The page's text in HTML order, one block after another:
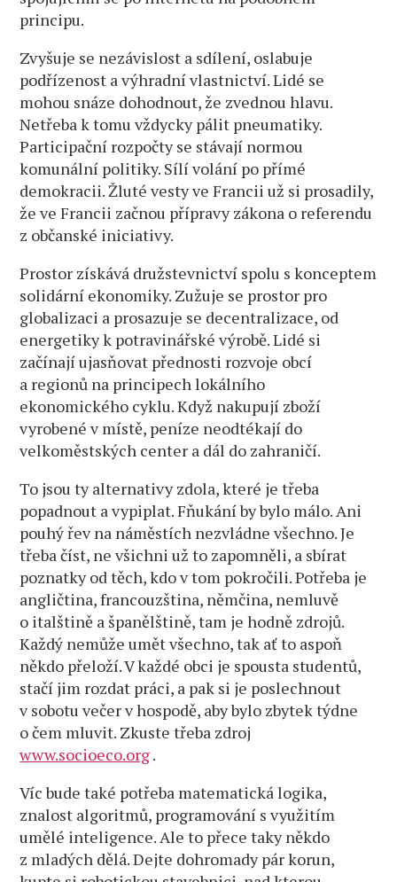
principu.
Zvyšuje se nezávislost a sdílení, oslabuje
podřízenost a výhradní vlastnictví. Lidé se
mohou snáze dohodnout, že zvednou hlavu.
Netřeba k tomu vždycky pálit pneumatiky.
Participační rozpočty se stávají normou
komunální politiky. Sílí volání po přímé
demokracii. Žluté vesty ve Francii už si prosadily,
že ve Francii začnou přípravy zákona o referendu
z občanské iniciativy.
Prostor získává družstevnictví spolu s konceptem
solidární ekonomiky. Zužuje se prostor pro
globalizaci a prosazuje se decentralizace, od
energetiky k potravinářské výrobě. Lidé si
začínají ujasňovat přednosti rozvoje obcí
a regionů na principech lokálního
ekonomického cyklu. Když nakupují zboží
vyrobené v místě, peníze neodtékají do
velkoměstských center a dál do zahraničí.
To jsou ty alternativy zdola, které je třeba
popadnout a vypiplat. Fňukání by bylo málo. Ani
pouhý řev na náměstích nezvládne všechno. Je
třeba číst, ne všichni už to zapomněli, a sbírat
poznatky od těch, kdo v tom pokročili. Potřeba je
angličtina, francouzština, němčina, nemluvě
o italštině a španělštině, tam je hodně zdrojů.
Každý nemůže umět všechno, tak ať to aspoň
někdo přeloží. V každé obci je spousta studentů,
stačí jim rozdat práci, a pak si je poslechnout
v sobotu večer v hospodě, aby bylo zbytek týdne
o čem mluvit. Zkuste třeba zdroj
www.socioeco.org.
Víc bude také potřeba matematická logika,
znalost algoritmů, programování s využitím
umělé inteligence. Ale to přece taky někdo
z mladých dělá. Dejte dohromady pár korun,